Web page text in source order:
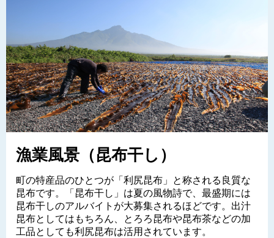
漁業風景（昆布干し）
町の特産品のひとつが「利尻昆布」と称される良質な
昆布です。「昆布干し」は夏の風物詩で、最盛期には
昆布干しのアルバイトが大募集されるほどです。出汁
昆布としてはもちろん、とろろ昆布や昆布茶などの加
工品としても利尻昆布は活用されています。